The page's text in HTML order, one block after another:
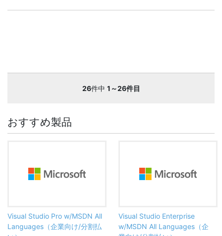
26件中 1～26件目
おすすめ製品
Visual Studio Pro w/MSDN All
Languages（企業向け/分割払
Visual Studio Enterprise
w/MSDN All Languages（企